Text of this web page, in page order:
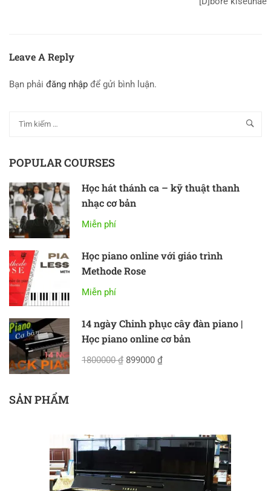
Leave A Reply
Bạn phải đăng nhập để gửi bình luận.
POPULAR COURSES
Học hát thánh ca – kỹ thuật thanh
nhạc cơ bản
Miễn phí
Học piano online với giáo trình
Methode Rose
Miễn phí
14 ngày Chinh phục cây đàn piano |
Học piano online cơ bản
1800000 ₫ 899000 ₫
SẢN PHẨM